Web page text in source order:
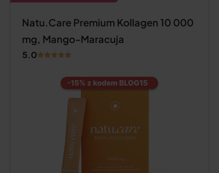
Natu.Care Premium Kollagen 10 000
mg, Mango-Maracuja
5.0